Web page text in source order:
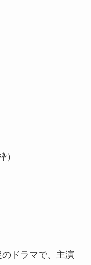
）
ドラマで、主演